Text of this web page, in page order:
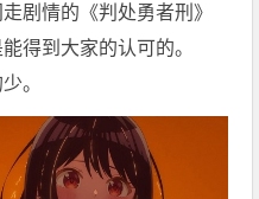
剧情的《判处勇者刑》
得到大家的认可的。
。